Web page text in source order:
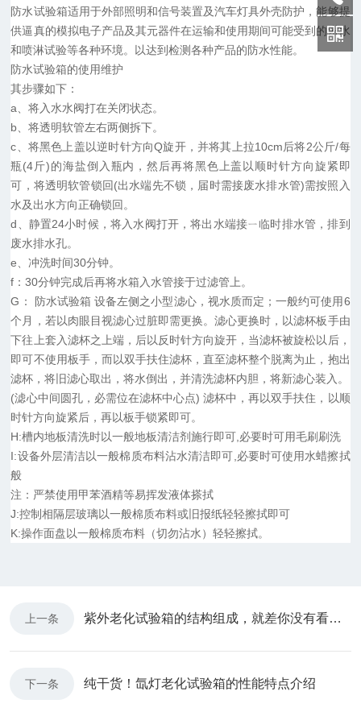
防水试验箱适用于外部照明和信号装置及汽车灯具外壳防护，能够提
供逼真的模拟电子产品及其元器件在运输和使用期间可能受到的淋水
和喷淋试验等各种环境。以达到检测各种产品的防水性能。
防水试验箱的使用维护
其步骤如下：
a、将入水水阀打在关闭状态。
b、将透明软管左右两侧拆下。
c、将黑色上盖以逆时针方向Q旋开，并将其上拉10cm后将2公斤/每
瓶(4斤)的海盐倒入瓶内，然后再将黑色上盖以顺时针方向旋紧即
可，将透明软管锁回(出水端先不锁，届时需接废水排水管)需按照入
水及出水方向正确锁回。
d、静置24小时候，将入水阀打开，将出水端接ㄧ临时排水管，排到
废水排水孔。
e、冲洗时间30分钟。
f：30分钟完成后再将水箱入水管接于过滤管上。
G： 防水试验箱 设备左侧之小型滤心，视水质而定；一般约可使用6
个月，若以肉眼目视滤心过脏即需更换。滤心更换时，以滤杯板手由
下往上套入滤杯之上端，后以反时针方向旋开，当滤杯被旋松以后，
即可不使用板手，而以双手扶住滤杯，直至滤杯整个脱离为止，抱出
滤杯，将旧滤心取出，将水倒出，并清洗滤杯内胆，将新滤心装入。
(滤心中间圆孔，必需位在滤杯中心点) 滤杯中，再以双手扶住，以顺
时针方向旋紧后，再以板手锁紧即可。
H:槽内地板清洗时以一般地板清洁剂施行即可,必要时可用毛刷刷洗
I:设备外层清洁以一般棉质布料沾水清洁即可,必要时可使用水蜡擦拭
般
注：严禁使用甲苯酒精等易挥发液体搽拭
J:控制相隔层玻璃以一般棉质布料或旧报纸轻轻擦拭即可
K:操作面盘以一般棉质布料（切勿沾水）轻轻擦拭。
上一条 紫外老化试验箱的结构组成，就差你没有看过了
下一条 纯干货！氙灯老化试验箱的性能特点介绍